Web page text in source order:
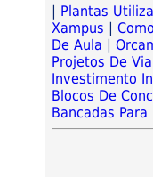
Plantas
Xampus |
De Aula |
Projetos De
Investimento
Blocos De
Bancadas